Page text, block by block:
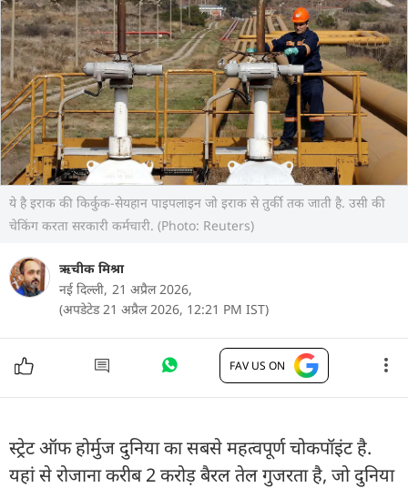
ये है इराक की किर्कुक-सेयहान पाइपलाइन जो इराक से तुर्की तक जाती है. उसी की
चेकिंग करता सरकारी कर्मचारी. (Photo: Reuters)
ऋचीक मिश्रा
नई दिल्ली, 21 अप्रैल 2026,
(अपडेटेड 21 अप्रैल 2026, 12:21 PM IST)
FAV US ON
स्ट्रेट ऑफ होर्मुज दुनिया का सबसे महत्वपूर्ण चोकपॉइंट है.
यहां से रोजाना करीब 2 करोड़ बैरल तेल गुजरता है, जो दुनिया